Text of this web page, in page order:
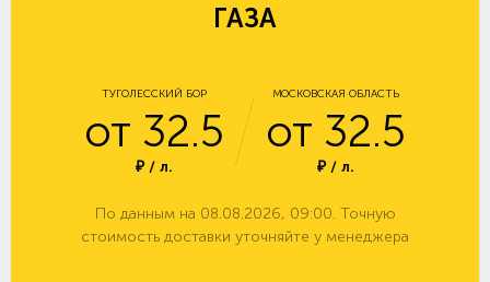
ГАЗА
ТУГОЛЕССКИЙ БОР
от 32.5
₽ / л.
МОСКОВСКАЯ ОБЛАСТЬ
от 32.5
₽ / л.
По данным на 08.08.2026, 09:00. Точную
стоимость доставки уточняйте у менеджера